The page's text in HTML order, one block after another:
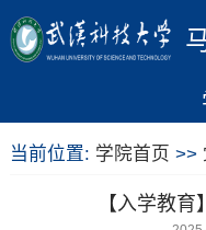
当前位置: 学院首页 >>
【入学教